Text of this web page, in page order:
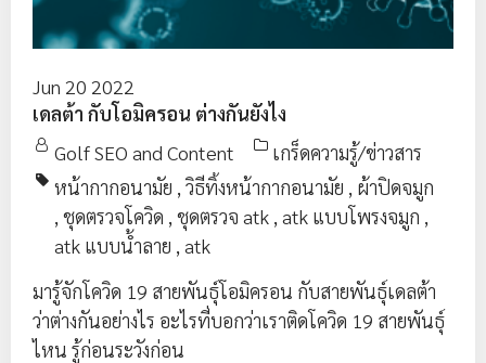
Jun 20 2022
เดลต้า กับโอมิครอน ต่างกันยังไง
Golf SEO and Content
เกร็ดความรู้/ข่าวสาร
หน้ากากอนามัย , วิธีทิ้งหน้ากากอนามัย , ผ้าปิดจมูก
, ชุดตรวจโควิด , ชุดตรวจ atk , atk แบบโพรงจมูก ,
atk แบบน้ำลาย , atk
มารู้จักโควิด 19 สายพันธุ์โอมิครอน กับสายพันธุ์เดลต้า
ว่าต่างกันอย่างไร อะไรที่บอกว่าเราติดโควิด 19 สายพันธุ์
ไหน รู้ก่อนระวังก่อน